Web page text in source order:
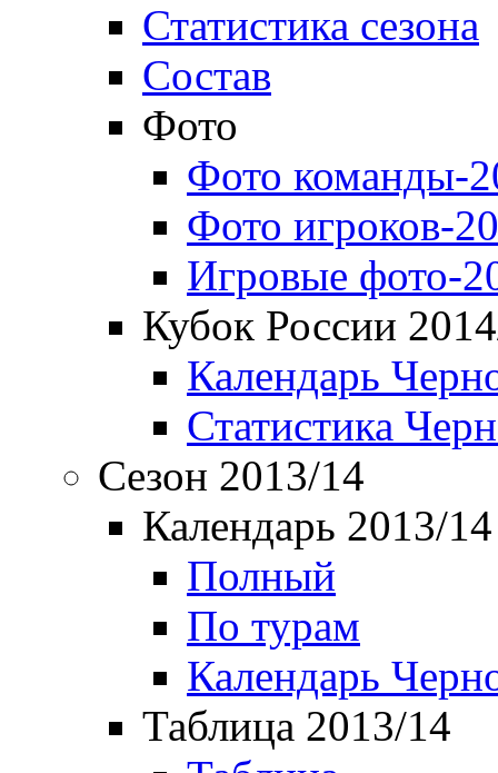
Статистика сезона
Состав
Фото
Фото команды-
Фото игроков-
Игровые фото-
Кубок России
Календарь
Статистика
Сезон 2013/14
Календарь 2013/14
Полный
По турам
Календарь
Таблица 2013/14